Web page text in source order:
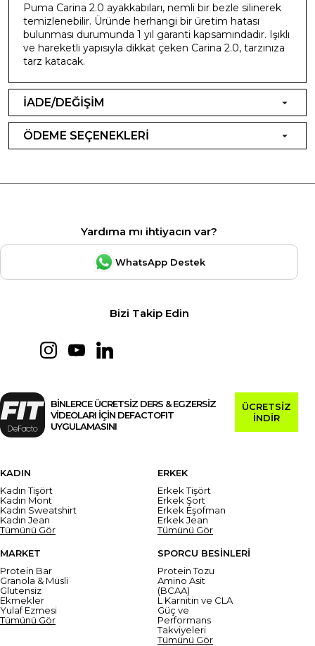
Puma Carina 2.0 ayakkabıları, nemli bir bezle silinerek
temizlenebilir. Üründe herhangi bir üretim hatası
bulunması durumunda 1 yıl garanti kapsamındadır. Işıklı
ve hareketli yapısıyla dikkat çeken Carina 2.0, tarzınıza
tarz katacak.
İADE/DEĞİŞİM
ÖDEME SEÇENEKLERİ
Yardıma mı ihtiyacın var?
WhatsApp Destek
Bizi Takip Edin
BİNLERCE ÜCRETSİZ DERS & EGZERSİZ
VİDEOLARI İÇİN DEFACTOFIT
UYGULAMASINI
ÜCRETSİZ
İNDİR
KADIN
Kadın Tişört
Kadın Mont
Kadın Sweatshirt
Kadın Jean
Tümünü Gör
ERKEK
Erkek Tişört
Erkek Şort
Erkek Eşofman
Erkek Jean
Tümünü Gör
MARKET
Protein Bar
Granola & Müsli
Glutensiz
Ekmekler
Yulaf Ezmesi
Tümünü Gör
SPORCU BESİNLERİ
Protein Tozu
Amino Asit
(BCAA)
L Karnitin ve CLA
Güç ve
Performans
Takviyeleri
Tümünü Gör